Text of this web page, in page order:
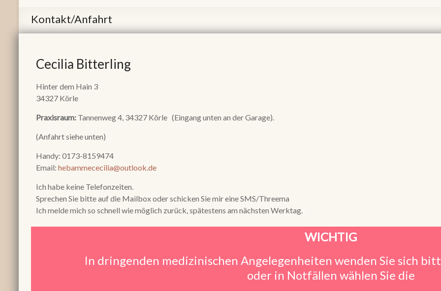
Kontakt/Anfahrt
Cecilia Bitterling
Hinter dem Hain 3
34327 Körle
Praxisraum: Tannenweg 4, 34327 Körle (Eingang unten an der Garage).
(Anfahrt siehe unten)
Handy: 0173-8159474
Email: hebammececilia@outlook.de
Ich habe keine Telefonzeiten.
Sprechen Sie bitte auf die Mailbox oder schicken Sie mir eine SMS/Threema
Ich melde mich so schnell wie möglich zurück, spätestens am nächsten Werktag.
WICHTIG
In dringenden medizinischen Angelegenheiten wenden Sie sich
oder in Notfällen wählen Sie die